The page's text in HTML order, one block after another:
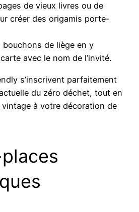
de vieux livres ou de
créer des origamis porte-
bouchons de liège en y
avec le nom de l’invité.
s’inscrivent parfaitement
du zéro déchet, tout en
à votre décoration de